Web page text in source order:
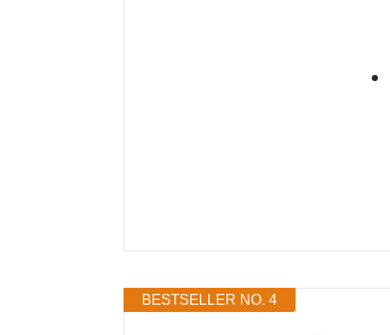
BESTSELLER NO. 4